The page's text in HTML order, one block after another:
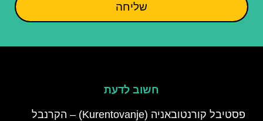
שליחה
חשוב לדעת
פסטיבל קורנטובאניה (Kurentovanje) – הקרנבל